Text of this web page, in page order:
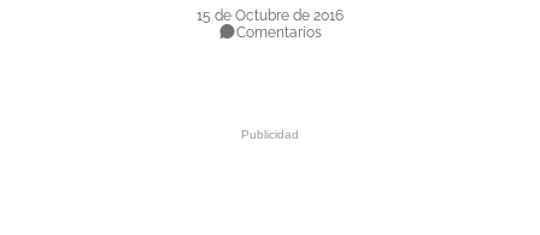
15 de Octubre de 2016
Comentarios